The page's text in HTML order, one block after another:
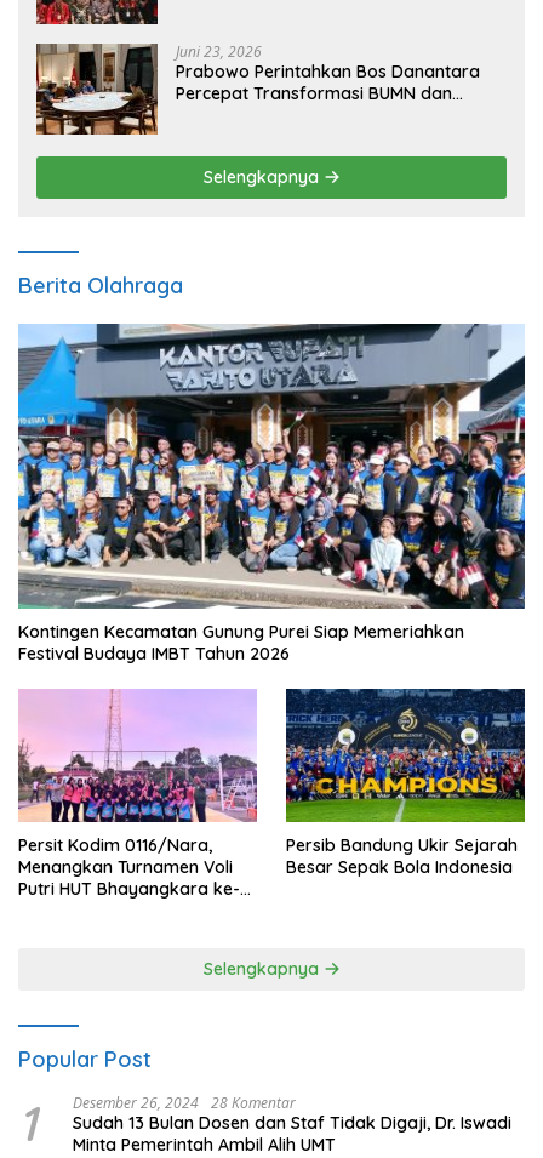
Juni 23, 2026
Prabowo Perintahkan Bos Danantara
Percepat Transformasi BUMN dan
Selengkapnya
Berita Olahraga
Kontingen Kecamatan Gunung Purei Siap Memeriahkan
Festival Budaya IMBT Tahun 2026
Persit Kodim 0116/Nara,
Menangkan Turnamen Voli
Putri HUT Bhayangkara ke-
Persib Bandung Ukir Sejarah
Besar Sepak Bola Indonesia
Selengkapnya
Popular Post
1 Desember 26, 2024 28 Komentar
Sudah 13 Bulan Dosen dan Staf Tidak Digaji, Dr. Iswadi
Minta Pemerintah Ambil Alih UMT